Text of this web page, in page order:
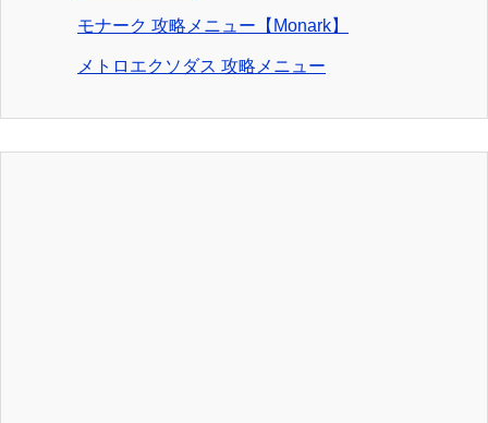
モナーク 攻略メニュー【Monark】
メトロエクソダス 攻略メニュー